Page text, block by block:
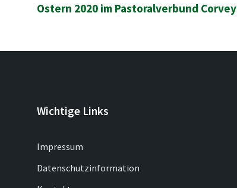
Ostern 2020 im Pastoralverbund Corvey
Wichtige Links
Impressum
Datenschutzinformation